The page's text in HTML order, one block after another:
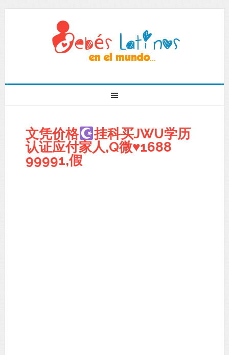
文凭价格
挂科买JWU学历
认证应付家人,Q微♥1688
99991,假